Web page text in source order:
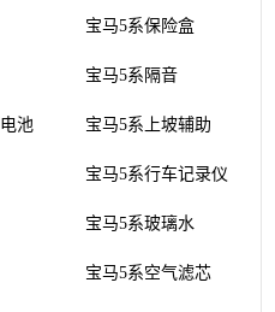
宝马5系保险盒
宝马5系隔音
池 宝马5系上坡辅助
宝马5系行车记录仪
宝马5系玻璃水
宝马5系空气滤芯